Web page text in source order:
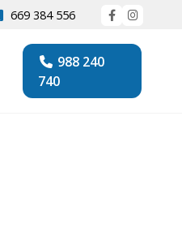
669 384 556
988 240
740